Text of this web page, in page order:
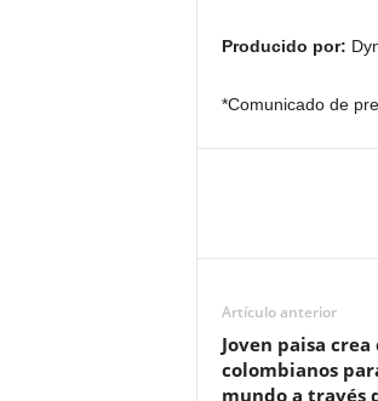
Producido por:
*Comunicado de
Artículo anterior
Joven paisa
colombianos
mundo a través